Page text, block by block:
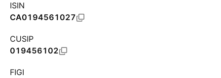
ISIN
CA0194561027
CUSIP
019456102
FIGI